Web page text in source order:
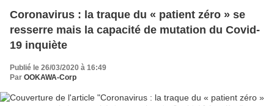
Coronavirus : la traque du « patient zéro » se
resserre mais la capacité de mutation du Covid-
19 inquiète
Publié le 26/03/2020 à 16:49
Par OOKAWA-Corp